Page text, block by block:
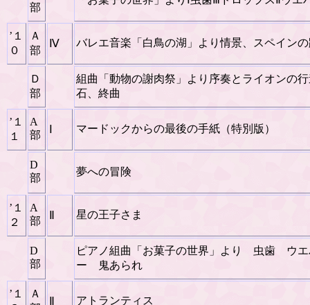
部
’１
０
Ａ
部
Ⅳ バレエ音楽「白鳥の湖」より情景、スペイン
Ｄ
部
組曲「動物の謝肉祭」より序奏とライオンの
石、終曲
’１
１
A
部
マードックからの最後の手紙（特別版）
D
部
夢への冒険
’１
２
A
部
星の王子さま
D
部
ピアノ組曲「お菓子の世界」より 虫歯 ウ
ー 鬼あられ
’１
Ａ
アトランティス